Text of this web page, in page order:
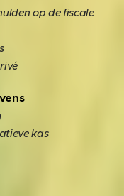
op de fiscale
kas